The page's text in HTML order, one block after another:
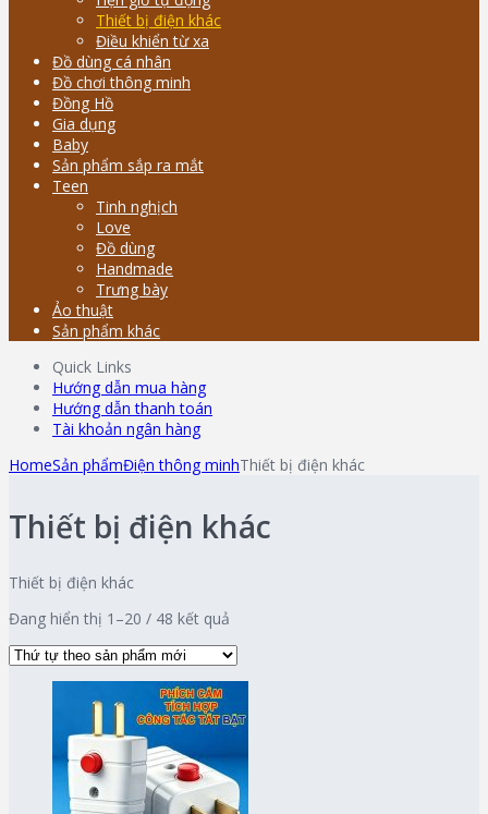
Thiết bị điện khác
Điều khiển từ xa
Đồ dùng cá nhân
Đồ chơi thông minh
Đồng Hồ
Gia dụng
Baby
Sản phẩm sắp ra mắt
Teen
Tinh nghịch
Love
Đồ dùng
Handmade
Trưng bày
Ảo thuật
Sản phẩm khác
Quick Links
Hướng dẫn mua hàng
Hướng dẫn thanh toán
Tài khoản ngân hàng
HomeSản phẩmĐiện thông minhThiết bị điện khác
Thiết bị điện khác
Thiết bị điện khác
Đang hiển thị 1–20 / 48 kết quả